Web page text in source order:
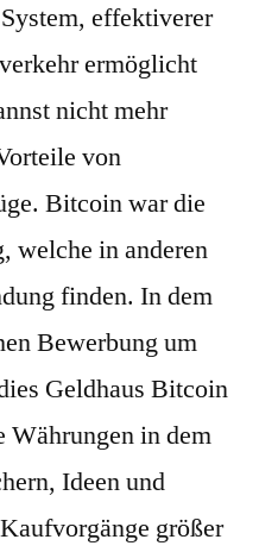
effektiverer
ermöglicht
nicht mehr
von
Bitcoin war die
welche in anderen
finden. In dem
Bewerbung um
Geldhaus Bitcoin
Währungen in dem
Ideen und
größer